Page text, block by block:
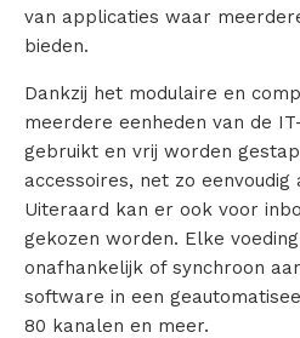
c
e
n
V
e
van applicaties waar
bieden.
Dankzij het modulaire en
meerdere eenheden van de
gebruikt en vrij worden
accessoires, net zo eenvoudig
Uiteraard kan er ook voor
gekozen worden. Elke
onafhankelijk of synchroon
software in een
80 kanalen en meer.